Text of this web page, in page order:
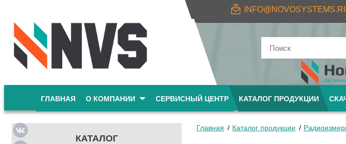
ГЛАВНАЯ О КОМПАНИИ СЕРВИСНЫЙ ЦЕНТР КАТАЛОГ ПРОДУКЦИИ
КАТАЛОГ
Главная Каталог продукции